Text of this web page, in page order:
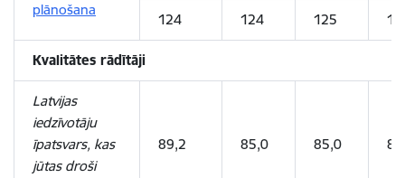
plānošana
124 124 125
Kvalitātes rādītāji
Latvijas
iedzīvotāju
īpatsvars, kas
jūtas droši
89,2 85,0 85,0